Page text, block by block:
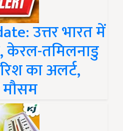
उत्तर भारत में
केरल-तमिलनाडु
का अलर्ट,